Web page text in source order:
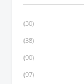
(30)
(38)
(90)
(97)